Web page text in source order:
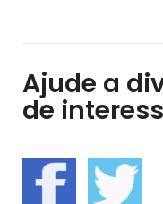
Ajude a
de